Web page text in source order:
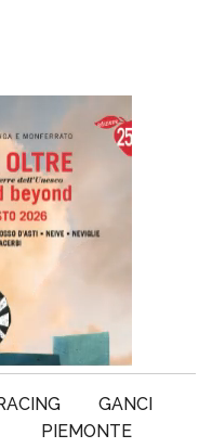
GANCI
PIEMONTE